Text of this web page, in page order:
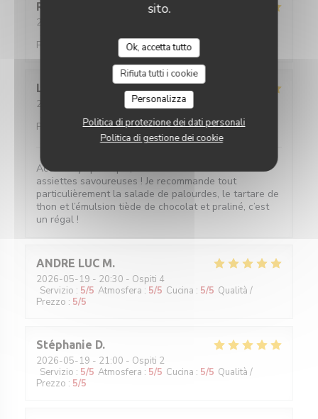
sito.
Ok, accetta tutto
Rifiuta tutti i cookie
Personalizza
Politica di protezione dei dati personali
Politica di gestione dei cookie
Romane
2026-05-21
Prezzo
L
2026-05-20
- 19:45 - Ospiti 2
5/5 Atmosfera 5/5 Cucina 5
Qualità /
Prezzo
/5
Accueil sympathique, service efficace et surtout
assiettes savoureuses ! Je recommande tout
particulièrement la salade de palourdes, le tartare de
thon et l’émulsion tiède de chocolat et praliné, c’est
un régal !
ANDRE LUC M
2026-05-19 - 20:30 - Ospiti 4
Servizio : 5/5 Atmosfera : 5/5 Cucina : 5/5 Qualità /
Prezzo : 5/5
Stéphanie D
2026-05-19 - 21:00 - Ospiti 2
Servizio : 5/5 Atmosfera : 5/5 Cucina : 5/5 Qualità /
Prezzo : 5/5